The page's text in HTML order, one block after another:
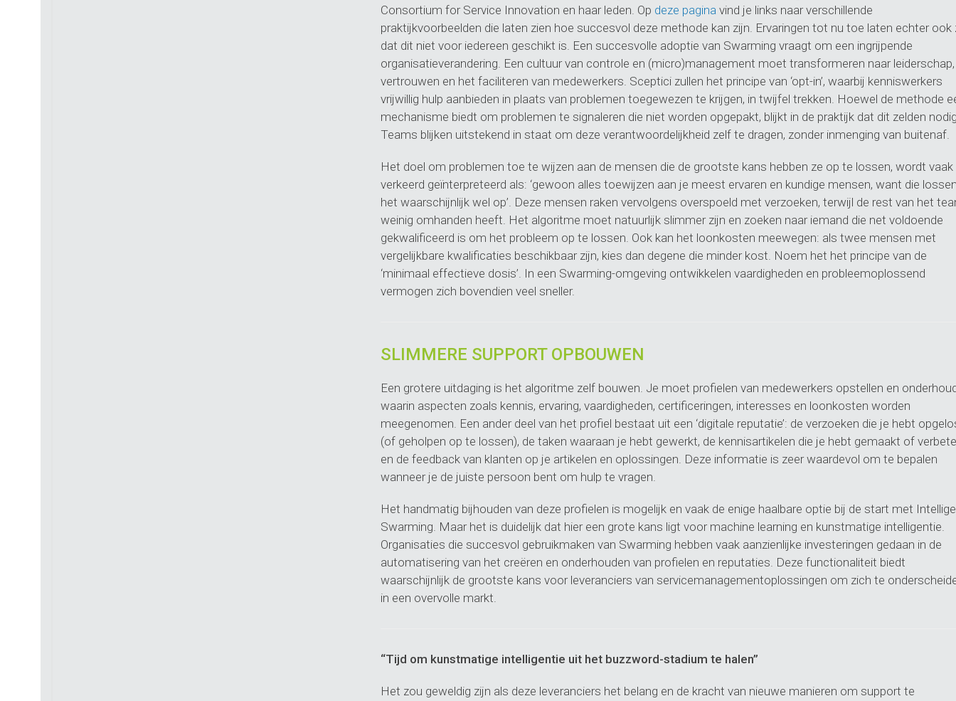
Consortium for Service Innovation en haar leden. Op deze pagina vind je links naar verschillende
praktijkvoorbeelden die laten zien hoe succesvol deze methode kan zijn. Ervaringen tot nu toe laten echter ook
dat dit niet voor iedereen geschikt is. Een succesvolle adoptie van Swarming vraagt om een ingrijpende
organisatieverandering. Een cultuur van controle en (micro)management moet transformeren naar leiderschap,
vertrouwen en het faciliteren van medewerkers. Sceptici zullen het principe van ‘opt-in’, waarbij kenniswerkers
vrijwillig hulp aanbieden in plaats van problemen toegewezen te krijgen, in twijfel trekken. Hoewel de methode
mechanisme biedt om problemen te signaleren die niet worden opgepakt, blijkt in de praktijk dat dit zelden
Teams blijken uitstekend in staat om deze verantwoordelijkheid zelf te dragen, zonder inmenging van buitenaf.
Het doel om problemen toe te wijzen aan de mensen die de grootste kans hebben ze op te lossen, wordt vaak
verkeerd geïnterpreteerd als: ‘gewoon alles toewijzen aan je meest ervaren en kundige mensen, want die
het waarschijnlijk wel op’. Deze mensen raken vervolgens overspoeld met verzoeken, terwijl de rest van het
weinig omhanden heeft. Het algoritme moet natuurlijk slimmer zijn en zoeken naar iemand die net voldoende
gekwalificeerd is om het probleem op te lossen. Ook kan het loonkosten meewegen: als twee mensen met
vergelijkbare kwalificaties beschikbaar zijn, kies dan degene die minder kost. Noem het het principe van de
‘minimaal effectieve dosis’. In een Swarming-omgeving ontwikkelen vaardigheden en probleemoplossend
vermogen zich bovendien veel sneller.
SLIMMERE SUPPORT OPBOUWEN
Een grotere uitdaging is het algoritme zelf bouwen. Je moet profielen van medewerkers opstellen en
waarin aspecten zoals kennis, ervaring, vaardigheden, certificeringen, interesses en loonkosten worden
meegenomen. Een ander deel van het profiel bestaat uit een ‘digitale reputatie’: de verzoeken die je hebt
(of geholpen op te lossen), de taken waaraan je hebt gewerkt, de kennisartikelen die je hebt gemaakt of
en de feedback van klanten op je artikelen en oplossingen. Deze informatie is zeer waardevol om te bepalen
wanneer je de juiste persoon bent om hulp te vragen.
Het handmatig bijhouden van deze profielen is mogelijk en vaak de enige haalbare optie bij de start met
Swarming. Maar het is duidelijk dat hier een grote kans ligt voor machine learning en kunstmatige intelligentie.
Organisaties die succesvol gebruikmaken van Swarming hebben vaak aanzienlijke investeringen gedaan in de
automatisering van het creëren en onderhouden van profielen en reputaties. Deze functionaliteit biedt
waarschijnlijk de grootste kans voor leveranciers van servicemanagementoplossingen om zich te
in een overvolle markt.
“Tijd om kunstmatige intelligentie uit het buzzword-stadium te halen”
Het zou geweldig zijn als deze leveranciers het belang en de kracht van nieuwe manieren om support te